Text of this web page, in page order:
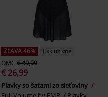
ZĽAVA 46%
Exkluzívne
OMC € 49,99
€ 26,99
Plavky so šatami zo sieťoviny
Full Volume by EMP
Plavky